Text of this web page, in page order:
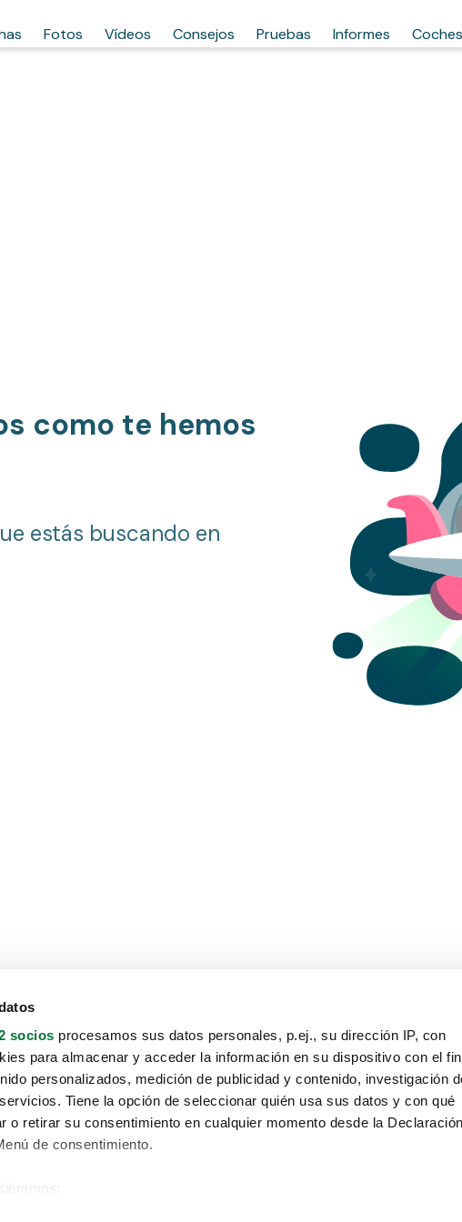
socios procesamos sus datos personales, p.ej., su dirección IP, con
para almacenar y acceder la información en su dispositivo con el
personalizados, medición de publicidad y contenido, investigación
Tiene la opción de seleccionar quién usa sus datos y con qué
o retirar su consentimiento en cualquier momento desde la
de consentimiento.
Fotos Vídeos Consejos Pruebas Informes
como te hemos
estás buscando en